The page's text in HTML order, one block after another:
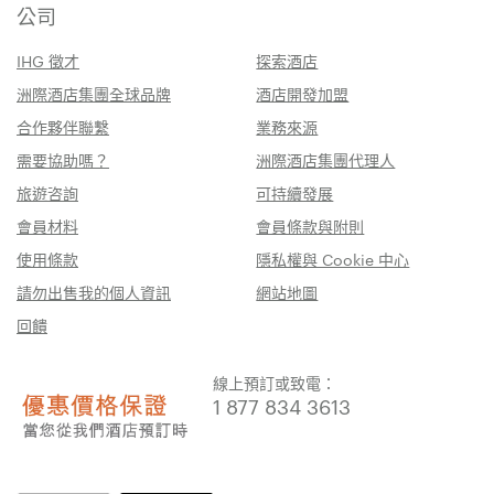
公司
IHG 徵才
探索酒店
洲際酒店集團全球品牌
酒店開發加盟
合作夥伴聯繫
業務來源
需要協助嗎？
洲際酒店集團代理人
旅遊咨詢
可持續發展
會員材料
會員條款與附則
使用條款
隱私權與 Cookie 中心
請勿出售我的個人資訊
網站地圖
回饋
線上預訂或致電：
1 877 834 3613